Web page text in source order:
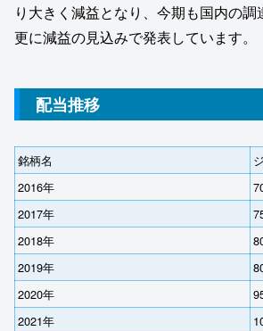
り大きく減益となり、今期も国内の
更に減益の見込みで発表しています。
配当推移
銘柄名
2016年
2017年
2018年
2019年
2020年
2021年